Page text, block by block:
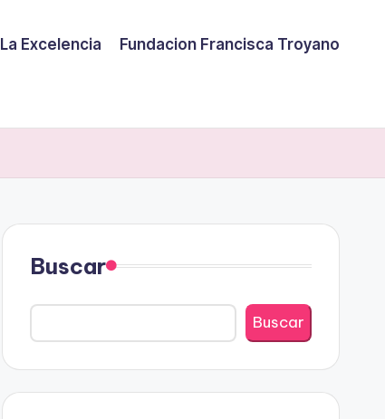
La Excelencia Fundacion Francisca Troyano
Buscar
Buscar